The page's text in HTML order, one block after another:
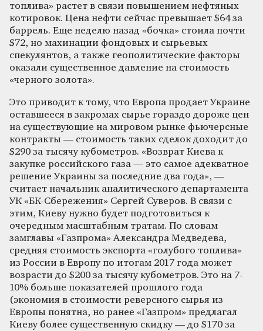
топлива» растет в связи повышением нефтяных
котировок. Цена нефти сейчас превышает $64 за
баррель. Еще неделю назад «бочка» стоила почти
$72, но махинации фондовых и сырьевых
спекулянтов, а также геополитические факторы
оказали существенное давление на стоимость
«черного золота».
Это приводит к тому, что Европа продает Украине
оставшееся в закромах сырье гораздо дороже цен
на существующие на мировом рынке фьючерсные
контракты — стоимость таких сделок доходит до
$290 за тысячу кубометров. «Возврат Киева к
закупке российского газа — это самое адекватное
решение Украины за последние два года», —
считает начальник аналитического департамента
УК «БК-Сбережения» Сергей Суверов. В связи с
этим, Киеву нужно будет подготовиться к
очередным масштабным тратам. По словам
замглавы «Газпрома» Александра Медведева,
средняя стоимость экспорта «голубого топлива»
из России в Европу по итогам 2017 года может
возрасти до $200 за тысячу кубометров. Это на 7-
10% больше показателей прошлого года
(экономия в стоимости реверсного сырья из
Европы понятна, но ранее «Газпром» предлагал
Киеву более существенную скидку — до $170 за